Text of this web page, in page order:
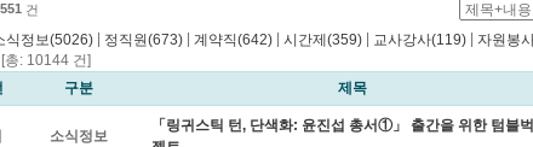
건
식정보(5026) 정직원(673) 계약직(642) 시간제(359) 교사강사(119) 자원봉
: 10144 건]
구분 제목
소식정보
「링귀스틱 턴, 단색화: 윤진섭 총서①」 출간을 위한 텀블